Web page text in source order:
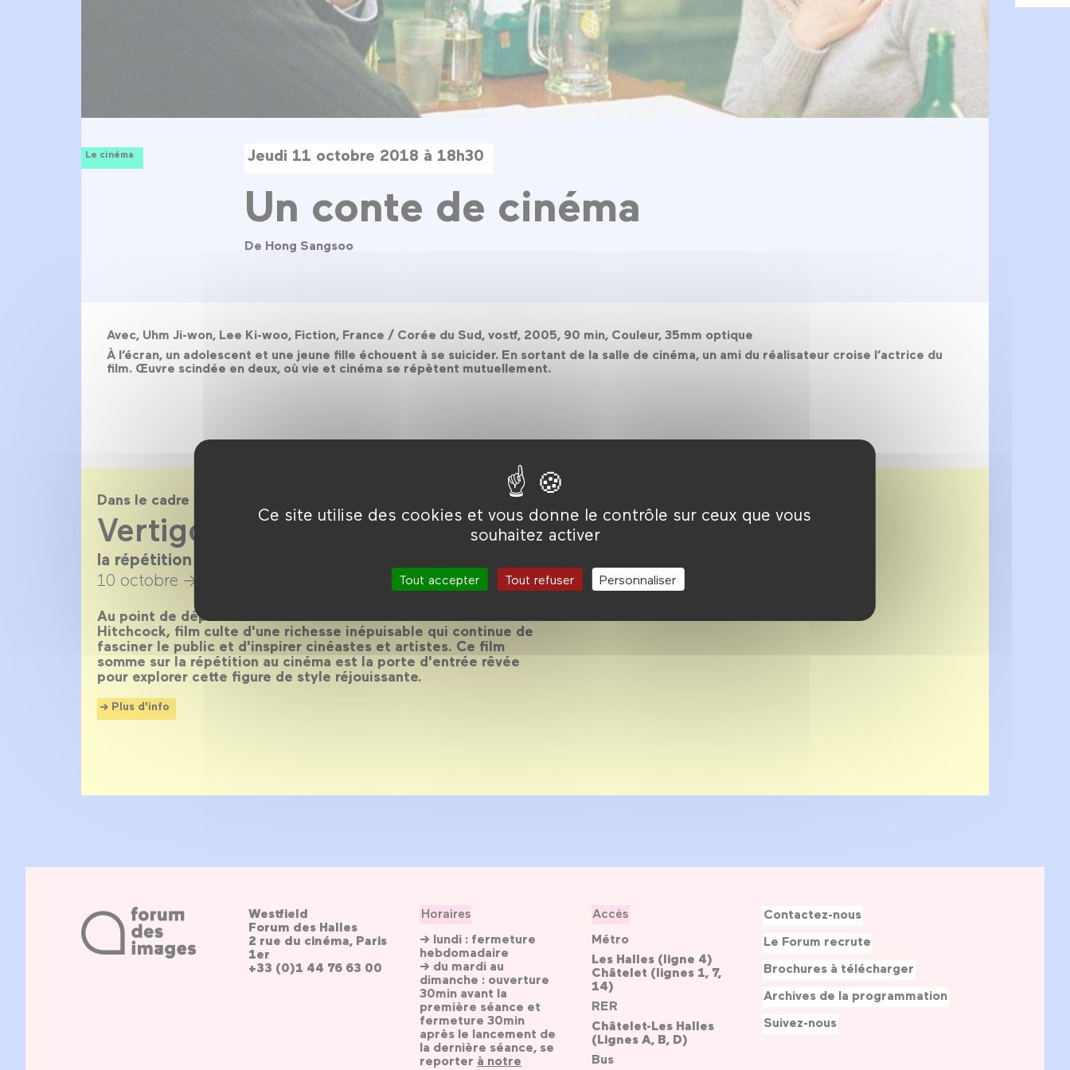
Ce site utilise des cookies et vous donne le contrôle sur ceux que vous
souhaitez activer
Tout accepter Tout refuser Personnaliser
Le cinéma Jeudi 11 octobre 2018 à 18h30
Un conte de cinéma
De Hong Sangsoo
Avec, Uhm Ji-won, Lee Ki-woo, Fiction, France / Corée du Sud, vostf, 2005, 90 min, Couleur, 35mm optique
À l’écran, un adolescent et une jeune fille échouent à se suicider. En sortant de la salle de cinéma, un ami du réalisateur croise l’actrice du
film. Œuvre scindée en deux, où vie et cinéma se répètent mutuellement.
Dans le cadre de
Vertigo Replay
la répétition au cinéma en 40 films
10 octobre →
Au point de départ ? Les 60 ans de Sueurs froides d'Alfred
Hitchcock, film culte d'une richesse inépuisable qui continue de
fasciner le public et d'inspirer cinéastes et artistes. Ce film
somme sur la répétition au cinéma est la porte d'entrée rêvée
pour explorer cette figure de style réjouissante.
Plus d'info
Westfield
Forum des Halles
2 rue du cinéma, Paris
1er
+33 (0)1 44 76 63 00
Horaires
→ lundi : fermeture
hebdomadaire
→ du mardi au
dimanche : ouverture
30min avant la
première séance et
fermeture 30min
après le lancement de
la dernière séance, se
reporter à notre
Accès
Métro
Les Halles (ligne 4)
Châtelet (lignes 1, 7,
14)
RER
Châtelet-Les Halles
(Lignes A, B, D)
Bus
Contactez-nous
Le Forum recrute
Brochures à télécharger
Archives de la programmation
Suivez-nous